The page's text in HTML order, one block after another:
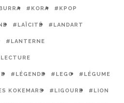
#KORA #KPOP
#LAÏCITÉ #LANDART
#LANTERNE
#LÉGENDE #LEGO #LÉGUME
KOKEMARS #LIGOURE #LION